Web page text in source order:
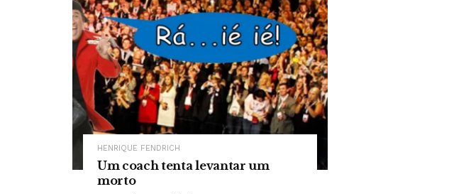
HENRIQUE FENDRICH
Um coach tenta levantar um
morto